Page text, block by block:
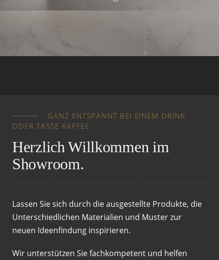
GANZ ENTSPANNT BEI EINEM DRINK
ODER TASSE KAFFEE
Herzlich Willkommen im
Showroom.
Lassen Sie sich durch die ausgestellte Produkte, die
Unterschiedlichen Materialien und Musterzur
neuen Ideenfindung inspirieren.
Wir unterstützen Sie fachkompetent und helfen